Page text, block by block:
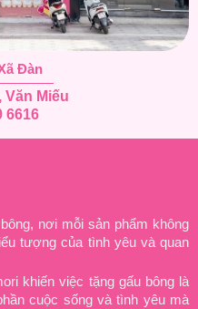
Đàn
Văn Miếu
6616
nơi mỗi sản phẩm không
tượng của tình yêu và quan
khiến việc tặng gấu bông là
cuộc sống và tình yêu mà